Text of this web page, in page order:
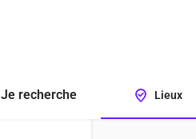
Je recherche Lieux